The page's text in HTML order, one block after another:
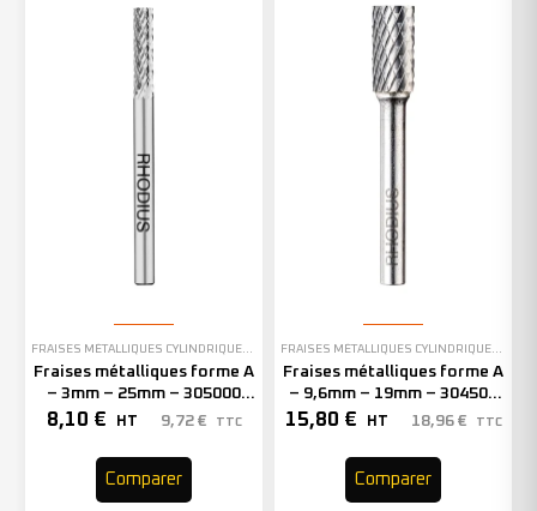
FRAISES MÉTALLIQUES CYLINDRIQUES SANS DENTURE EN BOUT
Fraises métalliques forme A
– 3mm – 25mm – 305000
(x1)
8,10 € HT 9,72 € TTC
Comparer
FRAISES MÉTALLIQUES CYLINDRIQUES SANS DENTURE EN BOUT
Fraises métalliques forme A
– 9,6mm – 19mm – 304508
(x1)
15,80 € HT 18,96 € TTC
Comparer